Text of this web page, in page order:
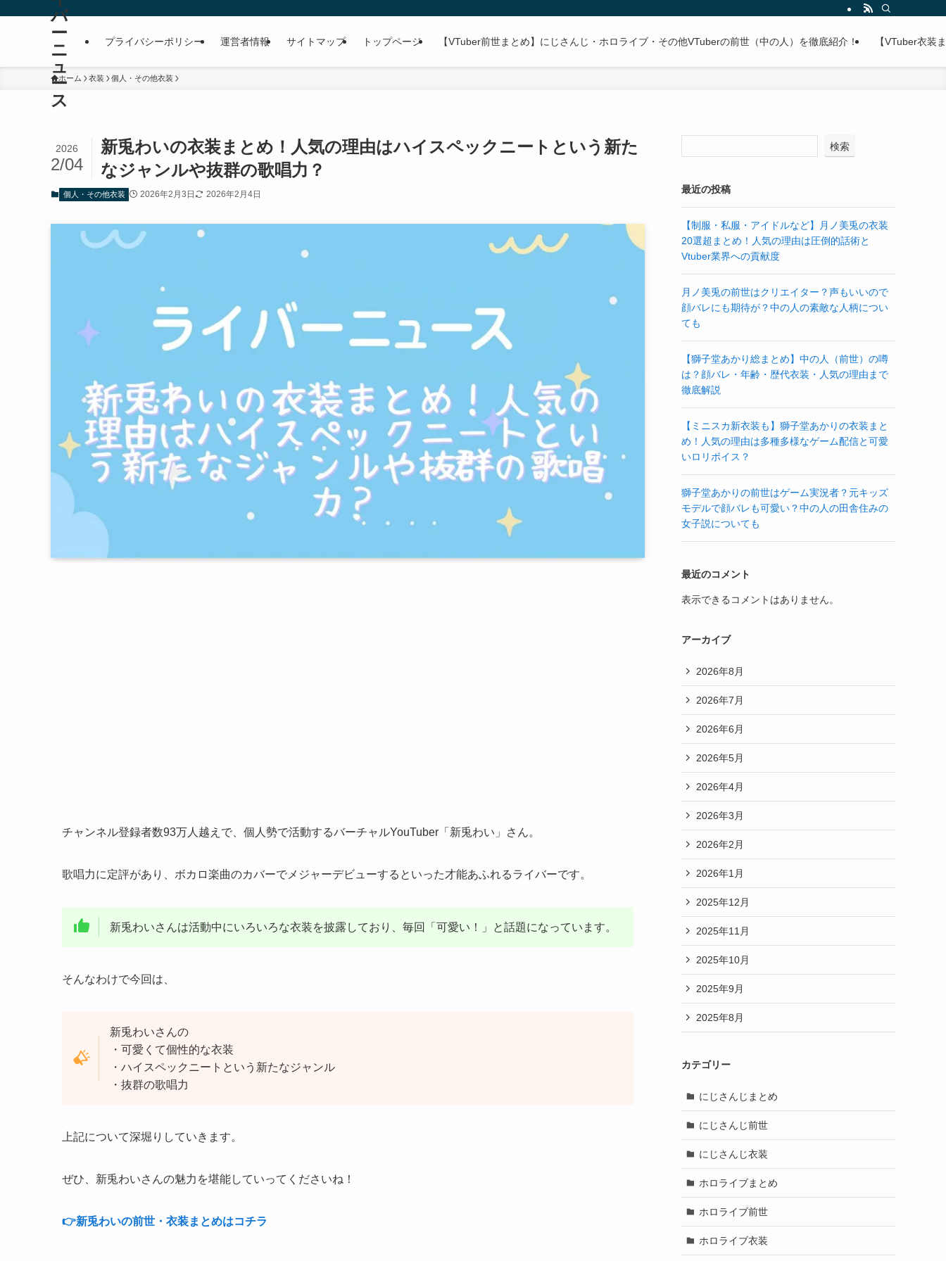
バ
ー
ニ
ュ
ー
ス
プライバシーポリシー 運営者情報 サイトマップ トップページ 【VTuber前世まとめ】にじさんじ・ホロライブ・その他VTuberの前世（中の人）を徹底紹介！ 【VTuber衣装
ホーム 衣装 個人・その他衣装
新兎わいの衣装まとめ！人気の理由はハイスペックニートという新た
なジャンルや抜群の歌唱力？
2026
2/04
個人・その他衣装 2026年2月3日 2026年2月4日
チャンネル登録者数93万人越えで、個人勢で活動するバーチャルYouTuber「新兎わい」さん。
歌唱力に定評があり、ボカロ楽曲のカバーでメジャーデビューするといった才能あふれるライバーです。
新兎わいさんは活動中にいろいろな衣装を披露しており、毎回「可愛い！」と話題になっています。
そんなわけで今回は、
新兎わいさんの
・可愛くて個性的な衣装
・ハイスペックニートという新たなジャンル
・抜群の歌唱力
上記について深堀りしていきます。
ぜひ、新兎わいさんの魅力を堪能していってくださいね！
👉️新兎わいの前世・衣装まとめはコチラ
検索
最近の投稿
【制服・私服・アイドルなど】月ノ美兎の衣装
20選超まとめ！人気の理由は圧倒的話術と
Vtuber業界への貢献度
月ノ美兎の前世はクリエイター？声もいいので
顔バレにも期待が？中の人の素敵な人柄につい
ても
【獅子堂あかり総まとめ】中の人（前世）の噂
は？顔バレ・年齢・歴代衣装・人気の理由まで
徹底解説
【ミニスカ新衣装も】獅子堂あかりの衣装まと
め！人気の理由は多種多様なゲーム配信と可愛
いロリボイス？
獅子堂あかりの前世はゲーム実況者？元キッズ
モデルで顔バレも可愛い？中の人の田舎住みの
女子説についても
最近のコメント
表示できるコメントはありません。
アーカイブ
2026年8月
2026年7月
2026年6月
2026年5月
2026年4月
2026年3月
2026年2月
2026年1月
2025年12月
2025年11月
2025年10月
2025年9月
2025年8月
カテゴリー
にじさんじまとめ
にじさんじ前世
にじさんじ衣装
ホロライブまとめ
ホロライブ前世
ホロライブ衣装